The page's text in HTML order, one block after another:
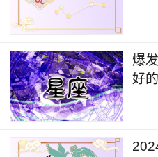
爆
好